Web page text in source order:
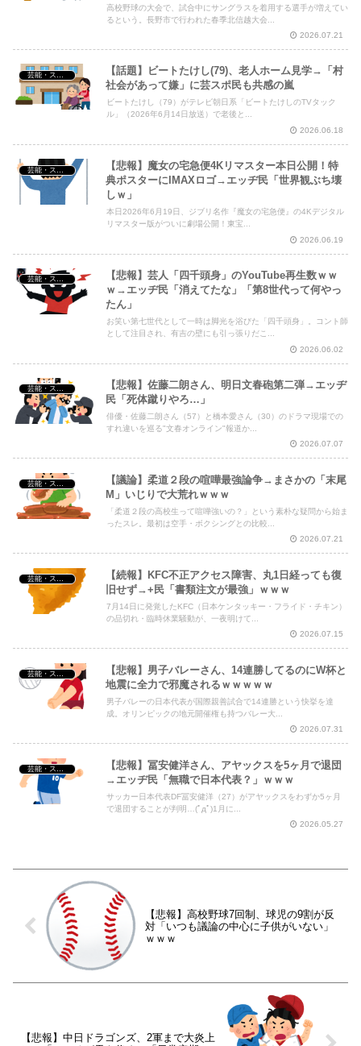
高校野球の大会で、試合中にサングラスを着用する選手が増えてい
るという。長野市で行われた春季北信越大会...
2026.07.21
【話題】ビートたけし(79)、老人ホーム見学→「村
社会があって嫌」に芸スポ民も共感の嵐
ビートたけし（79）がテレビ朝日系「ビートたけしのTVタック
ル」（2026年6月14日放送）で老後と...
2026.06.18
【悲報】魔女の宅急便4Kリマスター本日公開！特
典ポスターにIMAXロゴ→エッヂ民「世界観ぶち壊
しｗ」
本日2026年6月19日、ジブリ名作『魔女の宅急便』の4Kデジタル
リマスター版がついに劇場公開！東宝...
2026.06.19
芸能・スポーツ・Youtuber
【悲報】芸人「四千頭身」のYouTube再生数ｗｗ
ｗ→エッヂ民「消えてたな」「第8世代って何やっ
たん」
お笑い第七世代として一時は脚光を浴びた「四千頭身」。コント師
として注目され、有吉の壁にも引っ張りだこ...
2026.06.02
芸能・スポーツ・Youtuber
【悲報】佐藤二朗さん、明日文春砲第二弾→エッヂ
民「死体蹴りやろ…」
俳優・佐藤二朗さん（57）と橋本愛さん（30）のドラマ現場での
すれ違いを巡る"文春オンライン"報道か...
2026.07.07
芸能・スポーツ・Youtuber
【議論】柔道２段の喧嘩最強論争→まさかの「末尾
M」いじりで大荒れｗｗｗ
「柔道２段の高校生って喧嘩強いの？」という素朴な疑問から始ま
ったスレ。最初は空手・ボクシングとの比較...
2026.07.21
芸能・スポーツ・Youtuber
【続報】KFC不正アクセス障害、丸1日経っても復
旧せず→+民「書類注文が最強」ｗｗｗ
7月14日に発覚したKFC（日本ケンタッキー・フライド・チキン）
の品切れ・臨時休業騒動が、一夜明けて...
2026.07.15
芸能・スポーツ・Youtuber
【悲報】男子バレーさん、14連勝してるのにW杯と
地震に全力で邪魔されるｗｗｗｗｗ
男子バレーの日本代表が国際親善試合で14連勝という快挙を達
成。オリンピックの地元開催権も持つバレー大...
2026.07.31
芸能・スポーツ・Youtuber
【悲報】冨安健洋さん、アヤックスを5ヶ月で退団
→エッヂ民「無職で日本代表？」ｗｗｗ
サッカー日本代表DF冨安健洋（27）がアヤックスをわずか5ヶ月
で退団することが判明…(ﾟдﾟ)1月に...
2026.05.27
【悲報】高校野球7回制、球児の9割が反
対「いつも議論の中心に子供がいない」
ｗｗｗ
【悲報】中日ドラゴンズ、2軍まで大炎上